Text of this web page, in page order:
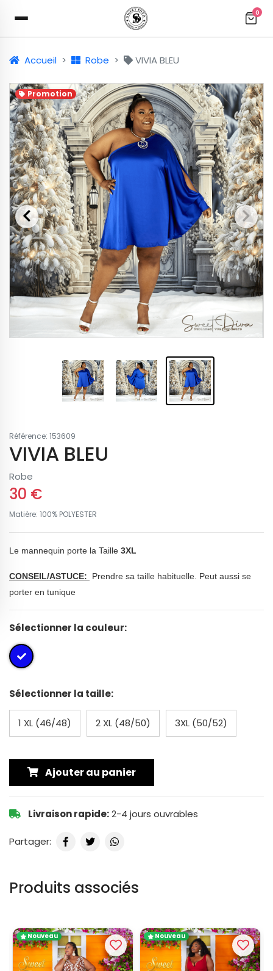
0
Accueil Robe VIVIA BLEU
Promotion
Référence: 153609
VIVIA BLEU
Robe
30 €
Matière: 100% POLYESTER
Le mannequin porte la Taille 3XL
CONSEIL/ASTUCE:
Prendre sa taille habituelle. Peut aussi se
porter en tunique
Sélectionner la couleur:
Sélectionner la taille:
1 XL (46/48) 2 XL (48/50) 3XL (50/52)
Ajouter au panier
Livraison rapide:2-4 jours ouvrables
Partager:
Produits associés
Nouveau Nouveau